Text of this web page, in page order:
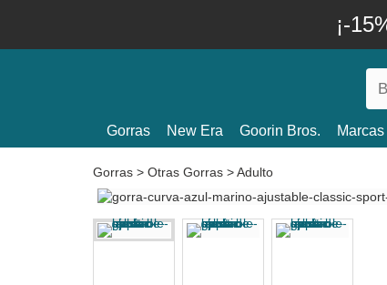
¡-
Gorras New Era Goorin Bros. Marcas
Gorras > Otras Gorras >Adulto